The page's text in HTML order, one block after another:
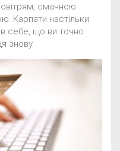
смачною
Карпати настільки
себе, що ви точно
знову.